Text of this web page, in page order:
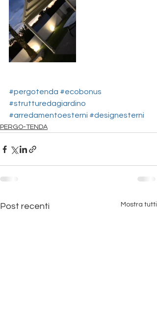
#pergotenda #ecobonus
#strutturedagiardino
#arredamentoesterni #designesterni
PERGO-TENDA
Post recenti Mostra tutti